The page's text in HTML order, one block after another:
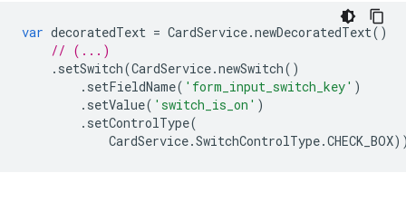
var decoratedText = CardService.newDecoratedText()
// (...)
. setSwitch(CardService.newSwitch()
. setFieldName( 'form_input_switch_key' )
. setValue( 'switch_is_on' )
. setControlType(
CardService.SwitchControlType.CHECK_BOX